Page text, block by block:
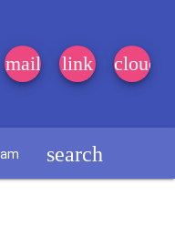
mail link cloud
search